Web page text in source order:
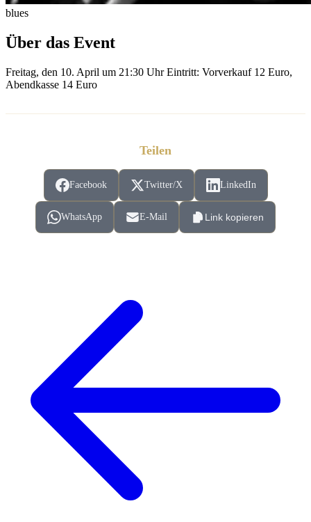
blues
Über das Event
Freitag, den 10. April um 21:30 Uhr Eintritt: Vorverkauf 12 Euro,
Abendkasse 14 Euro
Teilen
Facebook Twitter/X LinkedIn
WhatsApp E-Mail Link kopieren